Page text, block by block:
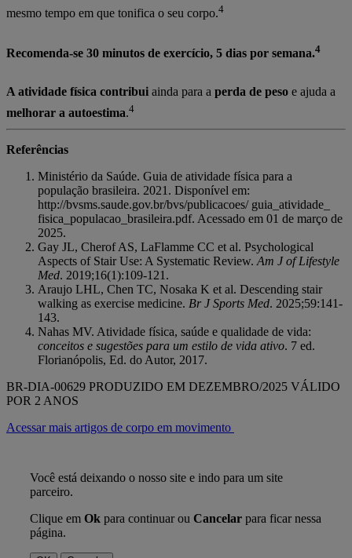
mesmo tempo em que tonifica o seu corpo.4
Recomenda-se 30 minutos de exercício, 5 dias por semana.4
A atividade física contribui ainda para a perda de peso e ajuda a
melhorar a autoestima.4
Referências
Ministério da Saúde. Guia de atividade física para a
população brasileira. 2021. Disponível em:
http://bvsms.saude.gov.br/bvs/publicacoes/ guia_atividade_
fisica_populacao_brasileira.pdf. Acessado em 01 de março de
2025.
Gay JL, Cherof AS, LaFlamme CC et al. Psychological
Aspects of Stair Use: A Systematic Review. Am J of Lifestyle
Med. 2019;16(1):109-121.
Araujo LHL, Chen TC, Nosaka K et al. Descending stair
walking as exercise medicine. Br J Sports Med. 2025;59:141-
143.
Nahas MV. Atividade física, saúde e qualidade de vida:
conceitos e sugestões para um estilo de vida ativo. 7 ed.
Florianópolis, Ed. do Autor, 2017.
BR-DIA-00629 PRODUZIDO EM DEZEMBRO/2025 VÁLIDO
POR 2 ANOS
Acessar mais artigos de corpo em movimento
Você está deixando o nosso site e indo para um site
parceiro.
Clique em Ok para continuar ou Cancelar para ficar nessa
página.